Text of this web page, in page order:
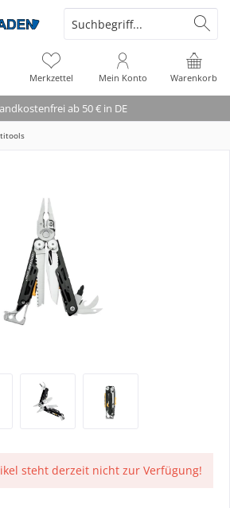
ab 50 € in DE
Warenkorb
Merkzettel Mein Konto
steht derzeit nicht zur Verfügung!